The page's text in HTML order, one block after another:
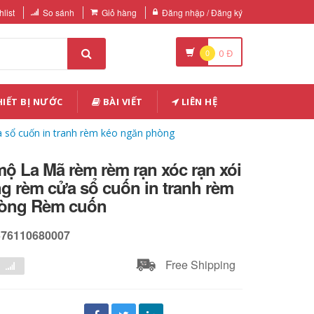
So sánh Giỏ hàng Đăng nhập / Đăng ký
0 0 Đ
BỊ NƯỚC BÀI VIẾT LIÊN HỆ
cuốn in tranh rèm kéo ngăn phòng
La Mã rèm rèm rạn xóc rạn xói
rèm cửa sổ cuốn in tranh rèm
Rèm cuốn
Free Shipping